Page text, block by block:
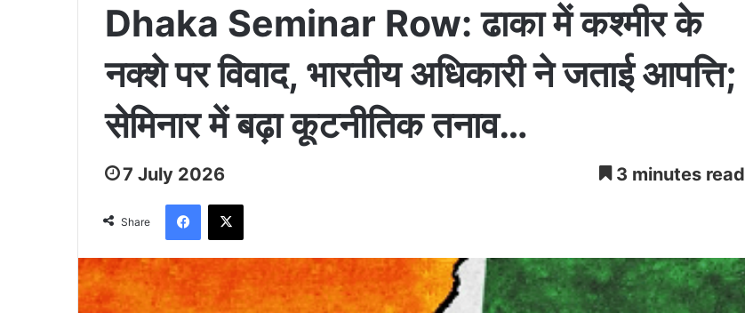
Dhaka Seminar Row: ढाका में कश्मीर के
नक्शे पर विवाद, भारतीय अधिकारी ने जताई आपत्ति;
सेमिनार में बढ़ा कूटनीतिक तनाव…
7 July 2026 3 minutes read
Share
Facebook
X